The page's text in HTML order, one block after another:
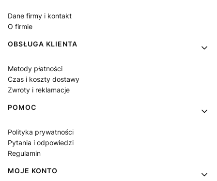
Dane firmy i kontakt
O firmie
OBSŁUGA KLIENTA
Metody płatności
Czas i koszty dostawy
Zwroty i reklamacje
POMOC
Polityka prywatności
Pytania i odpowiedzi
Regulamin
MOJE KONTO